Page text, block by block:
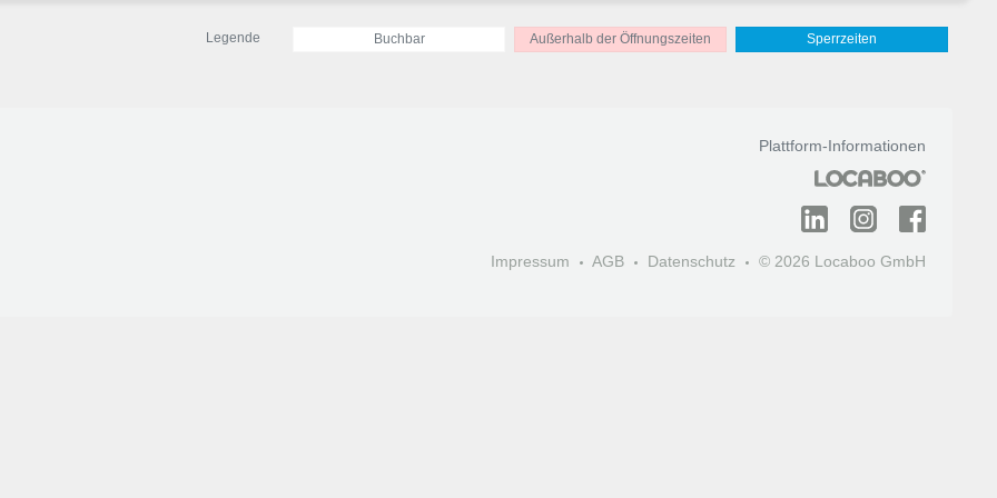
Legende Buchbar Außerhalb der Öffnungszeiten Sperrzeiten
Plattform-Informationen
Impressum AGB Datenschutz © 2026 Locaboo GmbH